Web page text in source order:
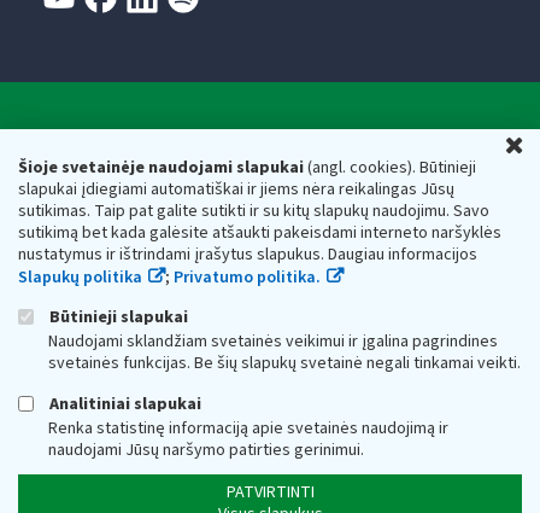
Šioje svetainėje naudojami slapukai(angl. cookies). Būtinieji
slapukai įdiegiami automatiškai ir jiems nėra reikalingas Jūsų
sutikimas. Taip pat galite sutikti ir su kitų slapukų naudojimu. Savo
sutikimą bet kada galėsite atšaukti pakeisdami interneto naršyklės
nustatymus ir ištrindami įrašytus slapukus. Daugiau informacijos
Slapukų politika
; Privatumo politika.
Būtinieji slapukai
Naudojami sklandžiam svetainės veikimui ir įgalina pagrindines
svetainės funkcijas. Be šių slapukų svetainė negali tinkamai veikti.
Analitiniai slapukai
Renka statistinę informaciją apie svetainės naudojimą ir
naudojami Jūsų naršymo patirties gerinimui.
PATVIRTINTI
Respublikos finansų ministerijos
Biudžetinė įstaiga. Juridinio asmens kodas — 188659752,
adresas: Vasario 16-osios g. 14, 01107 Vilnius, Lietuva, el.paštas:
vmi@vmi.lt, E. pristatymo dėžutės adresas 188659752
Duomenys apie Valstybinę mokesčių inspekciją prie Lietuvos
Respublikos finansų ministerijos kaupiami ir saugomi Juridinių